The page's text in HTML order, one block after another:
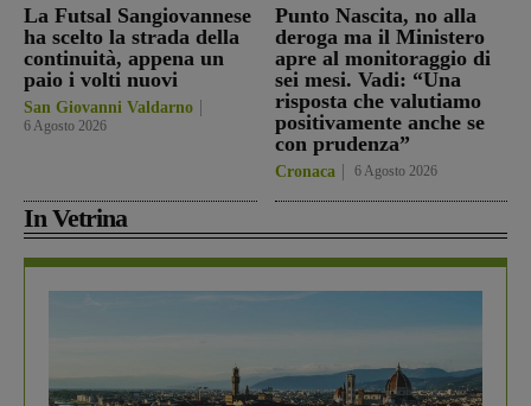
La Futsal Sangiovannese
ha scelto la strada della
continuità, appena un
paio i volti nuovi
San Giovanni Valdarno
6 Agosto 2026
Punto Nascita, no alla
deroga ma il Ministero
apre al monitoraggio di
sei mesi. Vadi: “Una
risposta che valutiamo
positivamente anche se
con prudenza”
Cronaca 6 Agosto 2026
In Vetrina